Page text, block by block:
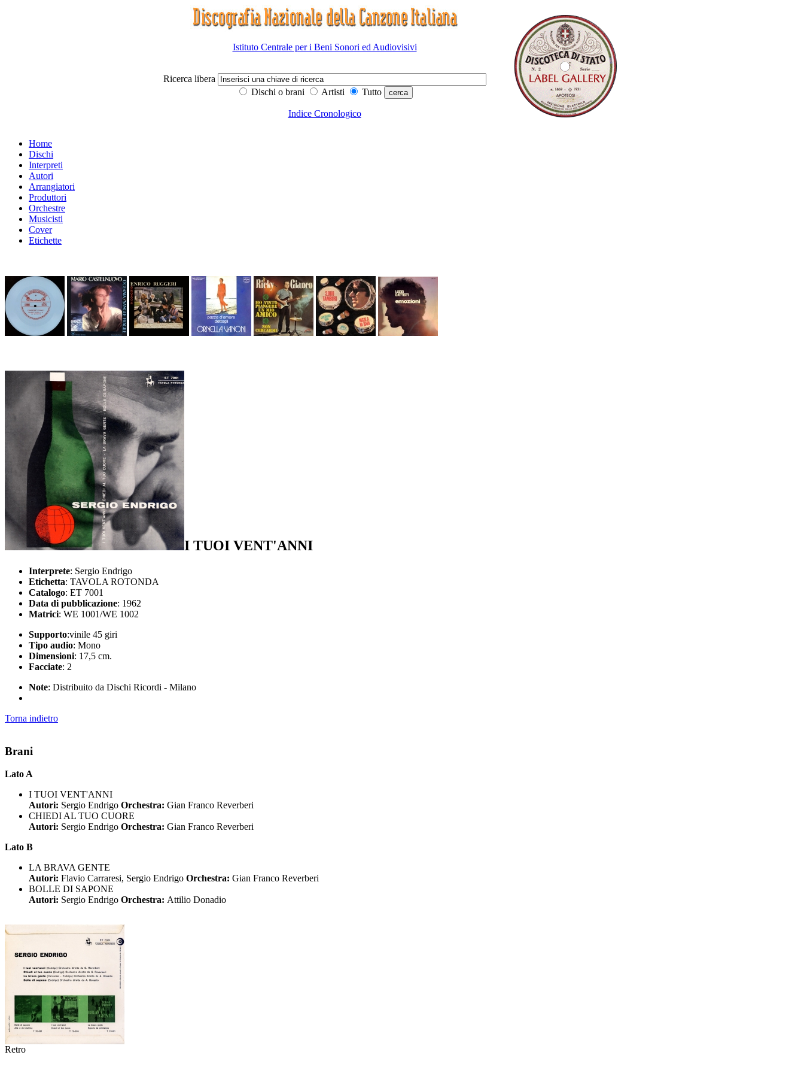
Istituto Centrale per i Beni Sonori ed Audiovisivi
Ricerca libera
Dischi o brani
Artisti Tutto
Indice Cronologico
Home
Dischi
Interpreti
Autori
Arrangiatori
Produttori
Orchestre
Musicisti
Cover
Etichette
I TUOI VENT'ANNI
Interprete: Sergio Endrigo
Etichetta: TAVOLA ROTONDA
Catalogo: ET 7001
Data di pubblicazione: 1962
Matrici: WE 1001/WE 1002
Supporto:vinile 45 giri
Tipo audio: Mono
Dimensioni: 17,5 cm.
Facciate: 2
Note: Distribuito da Dischi Ricordi - Milano
Torna indietro
Brani
Lato A
I TUOI VENT'ANNI
Autori: Sergio Endrigo Orchestra: Gian Franco Reverberi
CHIEDI AL TUO CUORE
Autori: Sergio Endrigo Orchestra: Gian Franco Reverberi
Lato B
LA BRAVA GENTE
Autori: Flavio Carraresi, Sergio Endrigo Orchestra: Gian Franco Reverberi
BOLLE DI SAPONE
Autori: Sergio Endrigo Orchestra: Attilio Donadio
Retro